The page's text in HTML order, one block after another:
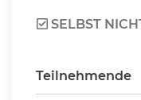
SELBST
Teilnehmende